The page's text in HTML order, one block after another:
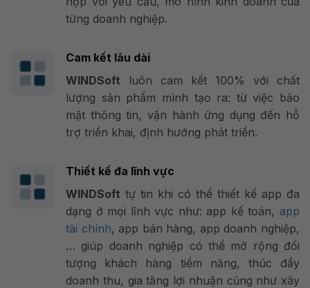
từng doanh nghiệp.
Cam kết lâu dài
WINDSoft luôn cam kết 100% với chất
lượng sản phẩm mình tạo ra: từ việc bảo
mật thông tin, vận hành ứng dụng đến hỗ
trợ triển khai, định hướng phát triển.
Thiết kế đa lĩnh vực
WINDSoft tự tin khi có thể thiết kế app đa
dạng ở mọi lĩnh vực như: app kế toán, app
tài chính, app bán hàng, app doanh nghiệp,
… giúp doanh nghiệp có thể mở rộng đối
tượng khách hàng tiềm năng, thúc đẩy
doanh thu, gia tăng lợi nhuận cũng như xây